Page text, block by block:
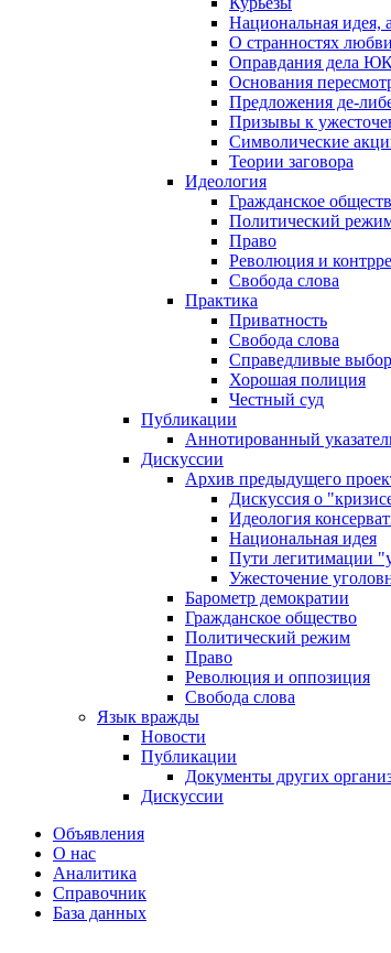
Национальная идея,
О странностях
Оправдания дела
Основания
Предложения де-
Призывы к
Символические
Теории заговора
Идеология
Гражданское
Политический
Право
Революция и
Свобода слова
Практика
Приватность
Свобода слова
Справедливые
Хорошая полиция
Честный суд
Публикации
Аннотированный
Дискуссии
Архив предыдущего
Дискуссия о
Идеология
Национальная идея
Пути легитимации
Ужесточение
Барометр демократии
Гражданское общество
Политический режим
Право
Революция и оппозиция
Свобода слова
Язык вражды
Новости
Публикации
Документы других
Дискуссии
Объявления
О нас
Аналитика
Справочник
База данных